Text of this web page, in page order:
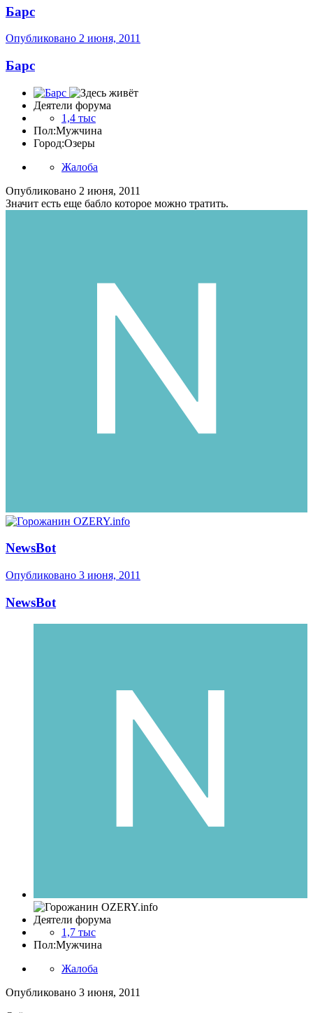
Барс
Опубликовано 2 июня, 2011
Барс
Деятели форума
1,4 тыс
Пол:Мужчина
Город:Озеры
Жалоба
Опубликовано 2 июня, 2011
Значит есть еще бабло которое можно тратить.
NewsBot
Опубликовано 3 июня, 2011
NewsBot
Деятели форума
1,7 тыс
Пол:Мужчина
Жалоба
Опубликовано 3 июня, 2011